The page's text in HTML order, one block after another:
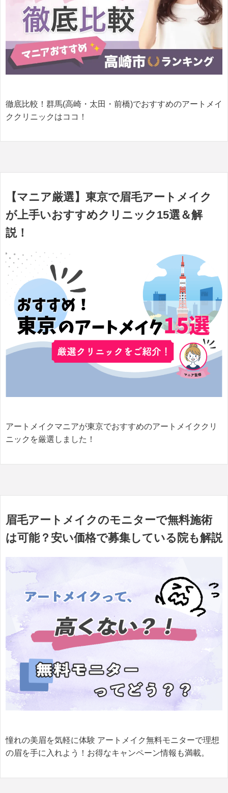
徹底比較！群馬(高崎・太田・前橋)でおすすめのアートメイ
ククリニックはココ！
【マニア厳選】東京で眉毛アートメイク
が上手いおすすめクリニック15選＆解
説！
アートメイクマニアが東京でおすすめのアートメイククリ
ニックを厳選しました！
眉毛アートメイクのモニターで無料施術
は可能？安い価格で募集している院も解説
憧れの美眉を気軽に体験 アートメイク無料モニターで理想
の眉を手に入れよう！お得なキャンペーン情報も満載。